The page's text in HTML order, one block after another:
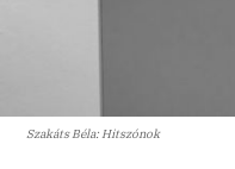
Szakáts Béla: Hitszónok